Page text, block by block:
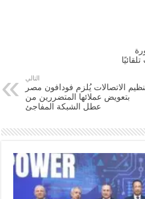
التالي
الاتصالات يُلزم فودافون مصر
بتعويض عملائها المتضررين من
عطل الشبكة المفاجئ